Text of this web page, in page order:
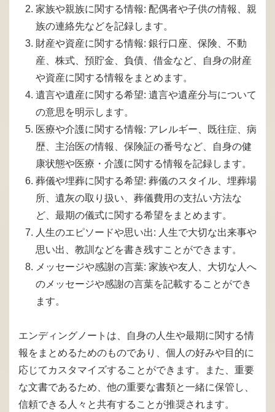
家族や親族に関する情報: 配偶者や子供の情報、親
族の連絡先などを記録します。
財産や資産に関する情報: 銀行口座、保険、不動
産、株式、預貯金、負債、借金など、自身の財産
や資産に関する情報をまとめます。
遺言や遺産に関する希望: 遺言や遺産分与について
の意思を明示します。
医療や介護に関する情報: アレルギー、既往症、病
歴、主治医の情報、保険証の番号など、自身の健
康状態や医療・介護に関する情報を記録します。
葬儀や埋葬に関する希望: 葬儀のスタイル、埋葬場
所、遺灰の取り扱い、葬儀費用の支払い方法な
ど、最期の儀式に関する希望をまとめます。
人生のエピソードや思い出: 人生で大切な出来事や
思い出、教訓などを書き残すことができます。
メッセージや感謝の言葉: 家族や友人、大切な人へ
のメッセージや感謝の言葉を記載することができ
ます。
エンディングノートは、自身の人生や最期に関する情
報をまとめるためのものであり、個人の好みや目的に
応じてカスタマイズすることができます。また、重要
な文書であるため、他の重要な書類と一緒に保管し、
信頼できる人々と共有することが推奨されます。